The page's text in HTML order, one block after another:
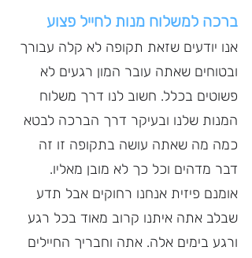
ברכה למשלוח מנות לחייל פצוע
אנו יודעים שזאת תקופה לא קלה עבורך
ובטוחים שאתה עובר המון רגעים לא
פשוטים בכלל. חשוב לנו דרך משלוח
המנות שלנו ובעיקר דרך הברכה לבטא
כמה מה שאתה עושה בתקופה זו זה
דבר מדהים וכל כך לא מובן מאליו.
אומנם פיזית אנחנו רחוקים אבל תדע
שבלב אתה איתנו קרוב מאוד בכל רגע
ורגע בימים אלה. אתה וחבריך החיילים